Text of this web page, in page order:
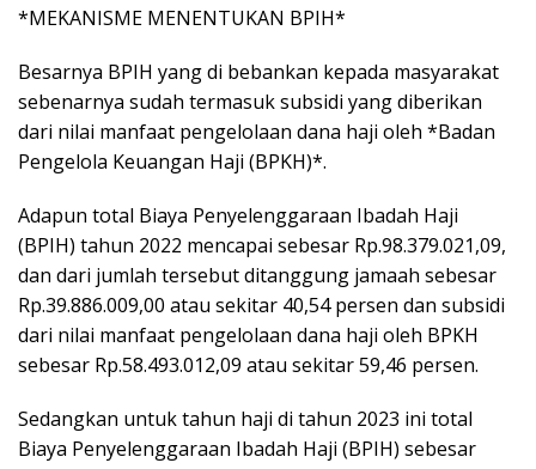
*MEKANISME MENENTUKAN BPIH*
Besarnya BPIH yang di bebankan kepada masyarakat
sebenarnya sudah termasuk subsidi yang diberikan
dari nilai manfaat pengelolaan dana haji oleh *Badan
Pengelola Keuangan Haji (BPKH)*.
Adapun total Biaya Penyelenggaraan Ibadah Haji
(BPIH) tahun 2022 mencapai sebesar Rp.98.379.021,09,
dan dari jumlah tersebut ditanggung jamaah sebesar
Rp.39.886.009,00 atau sekitar 40,54 persen dan subsidi
dari nilai manfaat pengelolaan dana haji oleh BPKH
sebesar Rp.58.493.012,09 atau sekitar 59,46 persen.
Sedangkan untuk tahun haji di tahun 2023 ini total
Biaya Penyelenggaraan Ibadah Haji (BPIH) sebesar